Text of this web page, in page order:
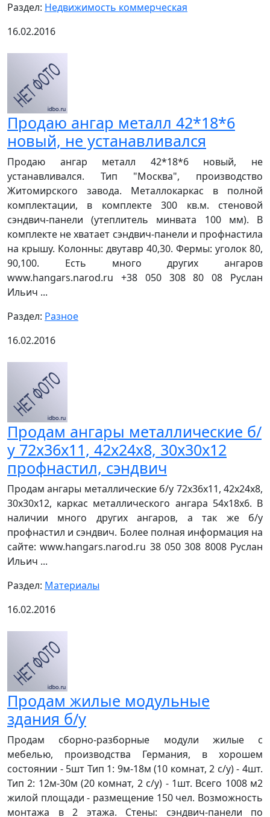
Раздел: Недвижимость коммерческая
16.02.2016
Продаю ангар металл 42*18*6
новый, не устанавливался
Продаю ангар металл 42*18*6 новый, не
устанавливался. Тип "Москва", производство
Житомирского завода. Металлокаркас в полной
комплектации, в комплекте 300 кв.м. стеновой
сэндвич-панели (утеплитель минвата 100 мм). В
комплекте не хватает сэндвич-панели и профнастила
на крышу. Колонны: двутавр 40,30. Фермы: уголок 80,
90,100. Есть много других ангаров
www.hangars.narod.ru +38 050 308 80 08 Руслан
Ильич ...
Раздел: Разное
16.02.2016
Продам ангары металлические б/
у 72х36х11, 42х24х8, 30х30х12
профнастил, сэндвич
Продам ангары металлические б/у 72х36х11, 42х24х8,
30х30х12, каркас металлического ангара 54х18х6. В
наличии много других ангаров, а так же б/у
профнастил и сэндвич. Более полная информация на
сайте: www.hangars.narod.ru 38 050 308 8008 Руслан
Ильич ...
Раздел: Материалы
16.02.2016
Продам жилые модульные
здания б/у
Продам сборно-разборные модули жилые с
мебелью, производства Германия, в хорошем
состоянии - 5шт Тип 1: 9м-18м (10 комнат, 2 с/у) - 4шт.
Тип 2: 12м-30м (20 комнат, 2 с/у) - 1шт. Всего 1008 м2
жилой площади - размещение 150 чел. Возможность
монтажа в 2 этажа. Стены: сэндвич-панели по